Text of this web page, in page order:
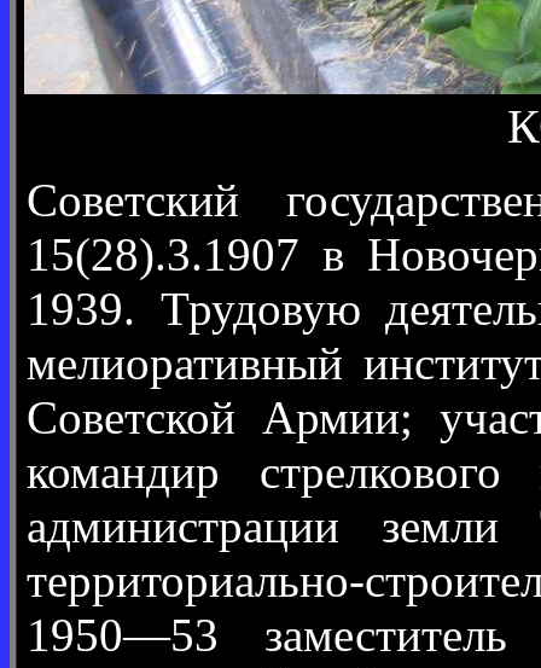
Советский
15(28).3.1907 в
1939. Трудовую
мелиоративный
Советской Армии;
командир
администрации
территориально-
1950—53